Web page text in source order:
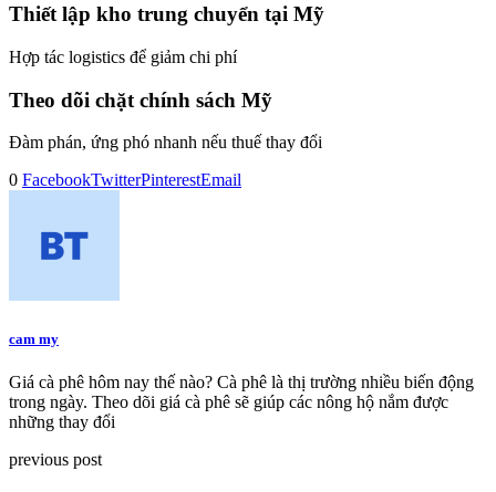
Thiết lập kho trung chuyển tại Mỹ
Hợp tác logistics để giảm chi phí
Theo dõi chặt chính sách Mỹ
Đàm phán, ứng phó nhanh nếu thuế thay đổi
0 FacebookTwitterPinterestEmail
cam my
Giá cà phê hôm nay thế nào? Cà phê là thị trường nhiều biến động
trong ngày. Theo dõi giá cà phê sẽ giúp các nông hộ nắm được
những thay đổi
previous post